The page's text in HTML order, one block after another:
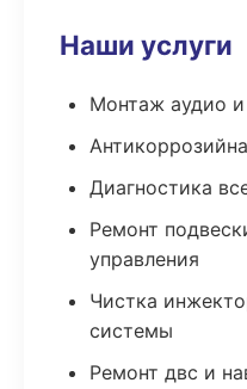
Наши услуги
Монтаж аудио
Диагностика
Ремонт
управления
Чистка
системы
Ремонт двс и